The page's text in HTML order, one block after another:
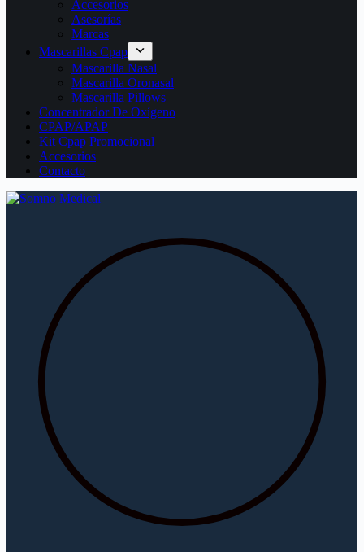
Accesorios
Asesorías
Marcas
Mascarillas Cpap
Mascarilla Nasal
Mascarilla Oronasal
Mascarilla Pillows
Concentrador De Oxígeno
CPAP/APAP
Kit Cpap Promocional
Accesorios
Contacto